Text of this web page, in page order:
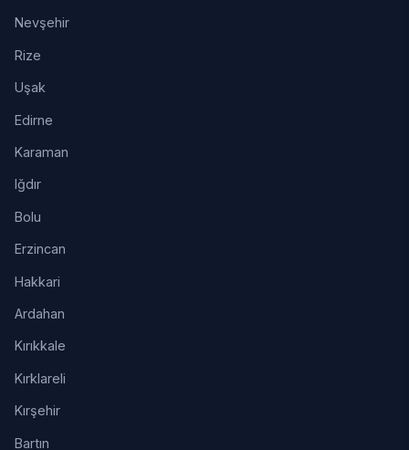
Nevşehir
Rize
Uşak
Edirne
Karaman
Iğdır
Bolu
Erzincan
Hakkari
Ardahan
Kırıkkale
Kırklareli
Kırşehir
Bartın